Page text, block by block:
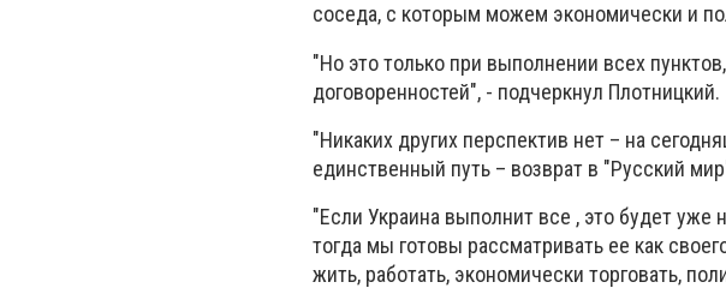
соседа, с которым можем экономически и
"Но это только при выполнении всех
договоренностей", - подчеркнул Плотницкий.
"Никаких других перспектив нет – на
единственный путь – возврат в "Русский
"Если Украина выполнит все , это будет уже
тогда мы готовы рассматривать ее как
жить, работать, экономически торговать,